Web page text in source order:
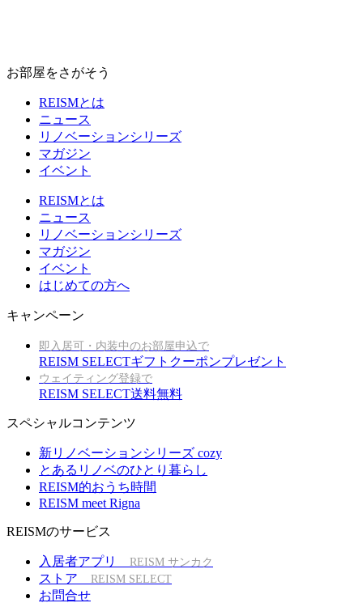
お部屋をさがそう
REISMとは
ニュース
リノベーションシリーズ
マガジン
イベント
REISMとは
ニュース
リノベーションシリーズ
マガジン
イベント
はじめての方へ
キャンペーン
即入居可・内装中のお部屋申込で
REISM SELECTギフトクーポンプレゼント
ウェイティング登録で
REISM SELECT送料無料
スペシャルコンテンツ
新リノベーションシリーズ cozy
とあるリノベのひとり暮らし
REISM的おうち時間
REISM meet Rigna
REISMのサービス
入居者アプリ REISM サンカク
ストア REISM SELECT
お問合せ